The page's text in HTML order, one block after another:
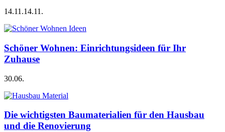
14.11.14.11.
Schöner Wohnen: Einrichtungsideen für Ihr
Zuhause
30.06.
Die wichtigsten Baumaterialien für den Hausbau
und die Renovierung